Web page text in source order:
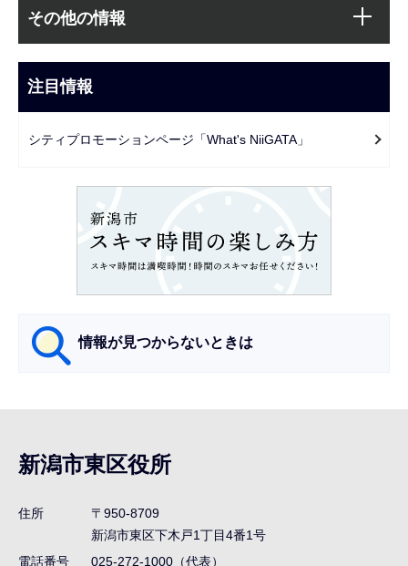
文
こ
ま
で
ビ
ー
その他の情報
注目情報
シティプロモーションページ「What's NiiGATA」
情報が見つからないときは
ナ
ビ
ゲ
シ
新潟市東区役所
住所
〒950-8709
新潟市東区下木戸1丁目4番1号
電話番号
025-272-1000（代表）